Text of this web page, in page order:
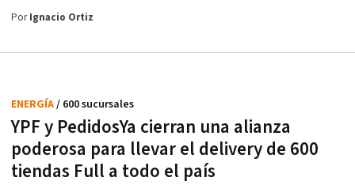
PorIgnacio Ortiz
YPF y PedidosYa cierran una alianza
poderosa para llevar el delivery de 600
tiendas Full a todo el país
ENERGÍA/ 600 sucursales